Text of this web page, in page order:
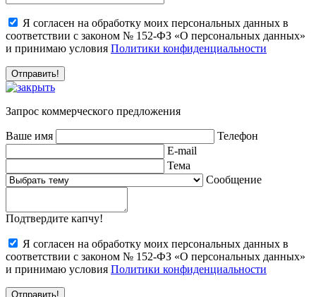
Я согласен на обработку моих персональных данных в
соответствии с законом № 152-ФЗ «О персональных данных»
и принимаю условия Политики конфиденциальности
Запрос коммерческого предложения
Ваше имя
Телефон
E-mail
Тема
Сообщение
Подтвердите капчу!
Я согласен на обработку моих персональных данных в
соответствии с законом № 152-ФЗ «О персональных данных»
и принимаю условия Политики конфиденциальности